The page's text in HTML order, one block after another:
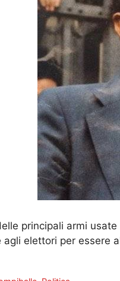
principali armi
agli elettori per essere